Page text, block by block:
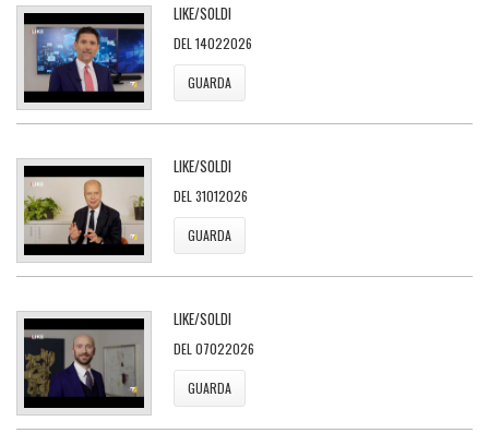
LIKE/SOLDI
DEL 14022026
GUARDA
LIKE/SOLDI
DEL 31012026
GUARDA
LIKE/SOLDI
DEL 07022026
GUARDA